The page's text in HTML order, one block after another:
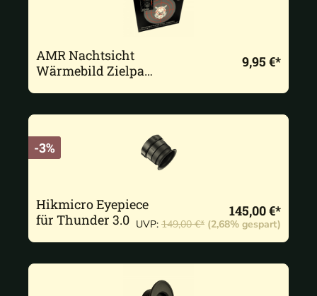
AMR Nachtsicht
Wärmebild Zielpads
9,95 €*
-3%
Hikmicro Eyepiece
für Thunder 3.0
145,00 €*
UVP: 149,00 €* (2,68% gespart)